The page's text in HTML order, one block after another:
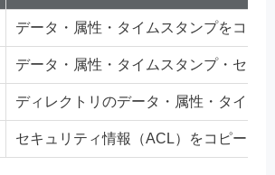
データ・属性・タイムスタンプをコピ
データ・属性・タイムスタンプ・セキ
ディレクトリのデータ・属性・タイム
セキュリティ情報（ACL）をコピー